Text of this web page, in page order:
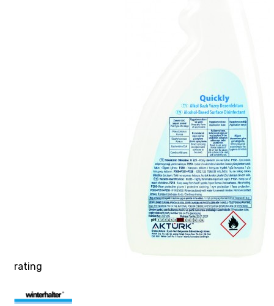
rating